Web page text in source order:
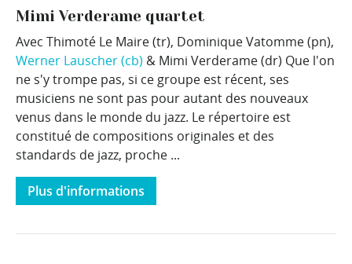
Mimi Verderame quartet
Avec Thimoté Le Maire (tr), Dominique Vatomme (pn),
Werner Lauscher (cb) & Mimi Verderame (dr) Que l'on
ne s'y trompe pas, si ce groupe est récent, ses
musiciens ne sont pas pour autant des nouveaux
venus dans le monde du jazz. Le répertoire est
constitué de compositions originales et des
standards de jazz, proche ...
Plus d'informations